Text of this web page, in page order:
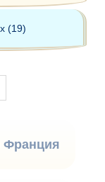
(19)
Франция